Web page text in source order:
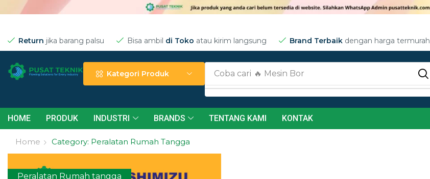
Return jika barang palsu Bisa ambil di Toko atau kirim langsung Brand Terbaik dengan harga termurah
Kategori Produk Coba cari 🔥 Jet Cleaner
HOME PRODUK INDUSTRI BRANDS TENTANG KAMI KONTAK
Home Category: Peralatan Rumah Tangga
Peralatan Rumah tangga